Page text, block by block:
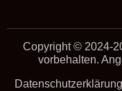
Copyright © 2024-
vorbehalten.
Datenschutzerklärung